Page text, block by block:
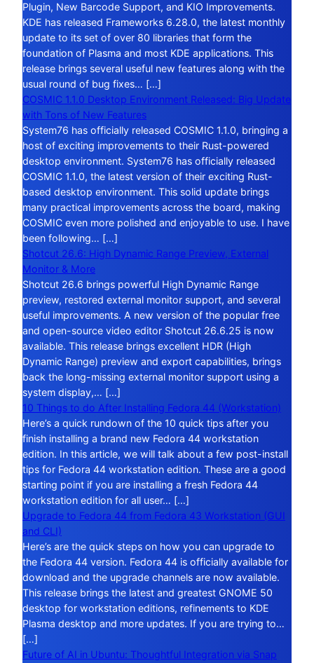
Plugin, New Barcode Support, and KIO Improvements.
KDE has released Frameworks 6.28.0, the latest monthly
update to its set of over 80 libraries that form the
foundation of Plasma and most KDE applications. This
release brings several useful new features along with the
usual round of bug fixes… […]
COSMIC 1.1.0 Desktop Environment Released: Big Update
with Tons of New Features
System76 has officially released COSMIC 1.1.0, bringing a
host of exciting improvements to their Rust-powered
desktop environment. System76 has officially released
COSMIC 1.1.0, the latest version of their exciting Rust-
based desktop environment. This solid update brings
many practical improvements across the board, making
COSMIC even more polished and enjoyable to use. I have
been following… […]
Shotcut 26.6: High Dynamic Range Preview, External
Monitor & More
Shotcut 26.6 brings powerful High Dynamic Range
preview, restored external monitor support, and several
useful improvements. A new version of the popular free
and open-source video editor Shotcut 26.6.25 is now
available. This release brings excellent HDR (High
Dynamic Range) preview and export capabilities, brings
back the long-missing external monitor support using a
system display,… […]
10 Things to do After Installing Fedora 44 (Workstation)
Here’s a quick rundown of the 10 quick tips after you
finish installing a brand new Fedora 44 workstation
edition. In this article, we will talk about a few post-install
tips for Fedora 44 workstation edition. These are a good
starting point if you are installing a fresh Fedora 44
workstation edition for all user… […]
Upgrade to Fedora 44 from Fedora 43 Workstation (GUI
and CLI)
Here’s are the quick steps on how you can upgrade to
the Fedora 44 version. Fedora 44 is officially available for
download and the upgrade channels are now available.
This release brings the latest and greatest GNOME 50
desktop for workstation editions, refinements to KDE
Plasma desktop and more updates. If you are trying to…
[…]
Future of AI in Ubuntu: Thoughtful Integration via Snap